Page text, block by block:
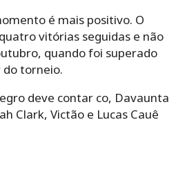
é mais positivo. O
vitórias seguidas e não
quando foi superado
do torneio.
deve contar co, Davaunta
Clark, Victão e Lucas Cauê